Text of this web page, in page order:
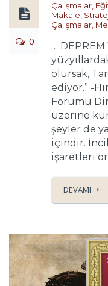
0
Çalışmalar
Makale
Çalışmalar
… DEPREM
olursak,
ediyor.” -
Forumu
üzerine
şeyler de
içindir.
işaretleri
DEVAMI